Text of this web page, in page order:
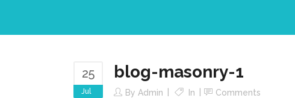
25
Jul
blog-masonry-1
By Admin In Comments